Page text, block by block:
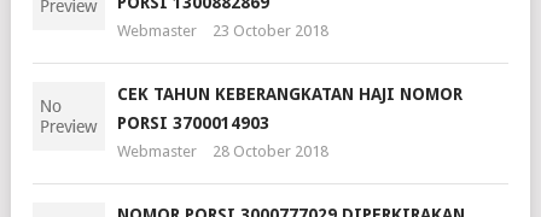
Webmaster 23 October 2018
CEK TAHUN KEBERANGKATAN HAJI NOMOR
PORSI 3700014903
Webmaster 28 October 2018